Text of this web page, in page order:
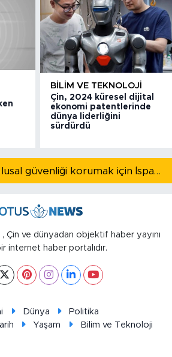
BILIM VE TEKNOLOJI
Çin, 2024 küresel dijital
ekonomi patentlerinde
dünya liderliğini
sürdürdü
İtalya Başbakanı: Ulusal güvenliği korumak için İspanya ile Schengen kapsamındaki serbest dolaşımı askıya alıyoruz
Çin ve dünyadan objektif haber yayını
internet haber portalıdır.
Dünya
Politika
Yaşam
Bilim ve Teknoloji